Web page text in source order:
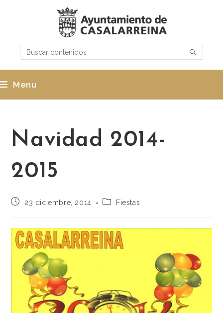
Menu
Navidad 2014-
2015
23 diciembre, 2014 Fiestas